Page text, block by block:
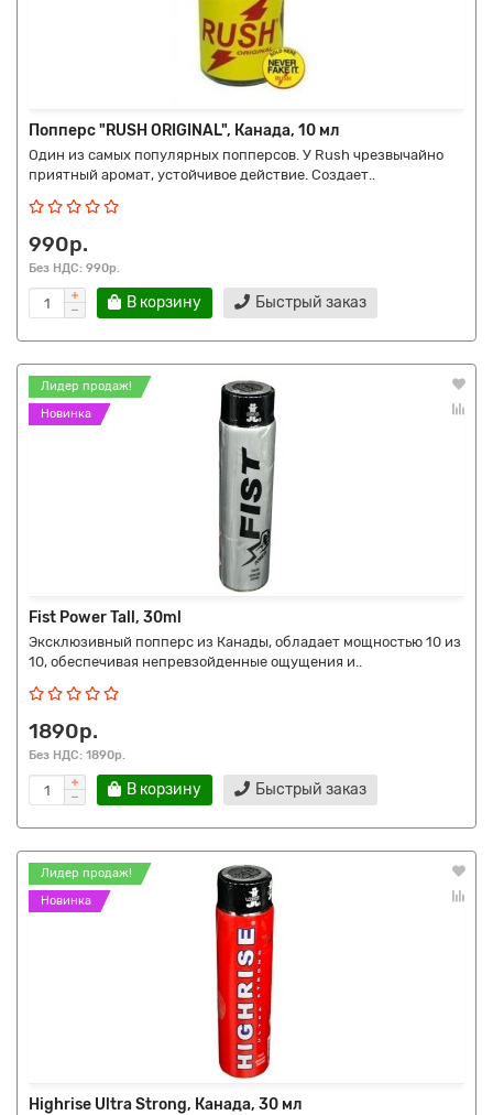
Попперс "RUSH ORIGINAL", Канада, 10 мл
Один из самых популярных попперсов. У Rush чрезвычайно
приятный аромат, устойчивое действие. Создает..
990р.
Без НДС: 990р.
В корзину Быстрый заказ
Лидер продаж!
Новинка
Fist Power Tall, 30ml
Эксклюзивный попперс из Канады, обладает мощностью 10 из
10, обеспечивая непревзойденные ощущения и..
1890р.
Без НДС: 1890р.
В корзину Быстрый заказ
Лидер продаж!
Новинка
Highrise Ultra Strong, Канада, 30 мл